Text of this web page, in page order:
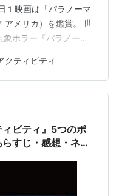
１映画は「パラノーマ
アメリカ）を鑑賞。 世
ホラー『パラノーマ
ホームビデオを回し
ラには不可解な映像が
ほぼホームビデオ映
いう設定でお話が進
クティビティ
ビティ』5つのポ
すじ・感想・ネタ